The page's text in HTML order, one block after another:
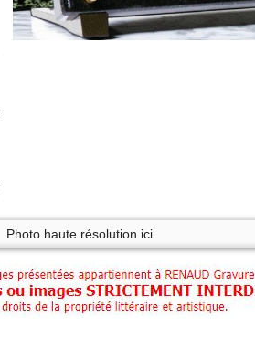
Photo haute résolution ici